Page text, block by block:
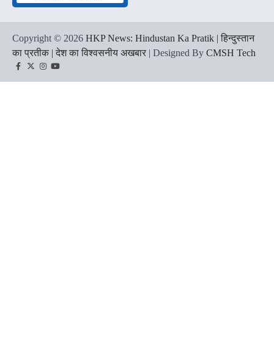
Copyright © 2026 HKP News: Hindustan Ka Pratik | हिन्दुस्तान
का प्रतीक | देश का विश्वसनीय अखबार | Designed By CMSH Tech
Facebook
TwitterInstagram
YouTube